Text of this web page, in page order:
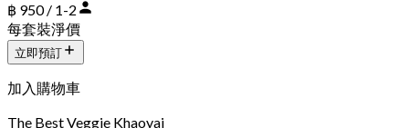
฿ 950 / 1-2
每套裝淨價
立即預訂
加入購物車
The Best Veggie Khaoyai